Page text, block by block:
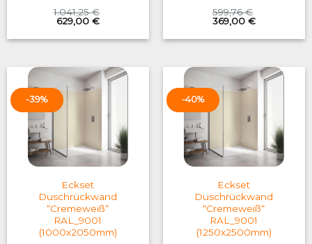
1.041,25€
Original
price
was:
629,00 €Current
is:
599,76€
Original
price
was:
369,00 €Current
is:
-39%
Eckset
Duschrückwand
“Cremeweiß“
RAL_9001
(1000x2050mm)
-40%
Eckset
Duschrückwand
“Cremeweiß“
RAL_9001
(1250x2500mm)